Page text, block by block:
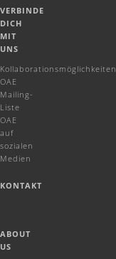
VERBINDE
DICH
MIT
UNS
Kollaborationsmöglichkeiten
OAE
Mailing-
Liste
OAE
auf
sozialen
Medien
KONTAKT
ABOUT
US